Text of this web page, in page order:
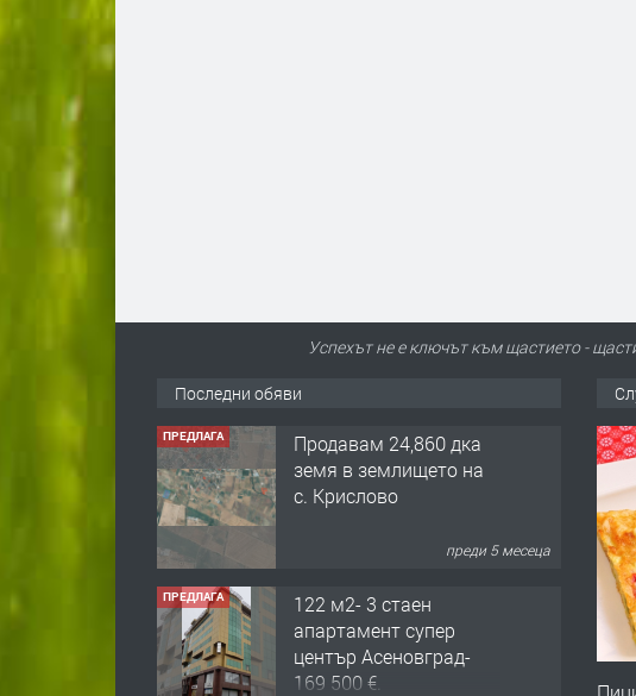
Успехът не е ключът към щастието -
Последни обяви
ПРЕДЛАГА
Продавам 24,860 дка
земя в землището на
с. Крислово
преди 5 месеца
ПРЕДЛАГА
122 м2- 3 стаен
апартамент супер
център Асеновград-
169 500 €.